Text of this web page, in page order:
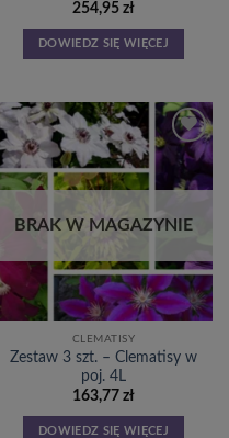
254,95 zł
DOWIEDZ SIĘ WIĘCEJ
Dodaj
listy
BRAK W MAGAZYNIE
CLEMATISY
Zestaw 3 szt. – Clematisy w
poj. 4L
163,77 zł
DOWIEDZ SIĘ WIĘCEJ